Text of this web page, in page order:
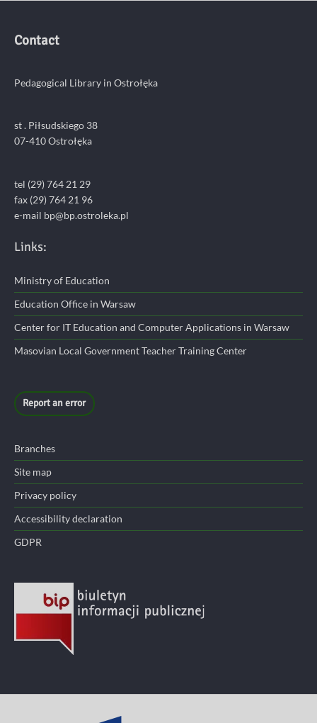
Contact
Pedagogical Library in Ostrołęka
st . Piłsudskiego 38
07-410 Ostrołęka
tel (29) 764 21 29
fax (29) 764 21 96
e-mail bp@bp.ostroleka.pl
Links:
Ministry of Education
Education Office in Warsaw
Center for IT Education and Computer Applications in Warsaw
Masovian Local Government Teacher Training Center
Report an error
Branches
Site map
Privacy policy
Accessibility declaration
GDPR